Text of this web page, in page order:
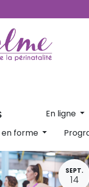
En ligne
en forme
SEPT.
14